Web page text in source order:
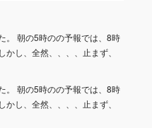
。 朝の5時のの予報では、8時
し、全然、、、、止まず、
。 朝の5時のの予報では、8時
し、全然、、、、止まず、